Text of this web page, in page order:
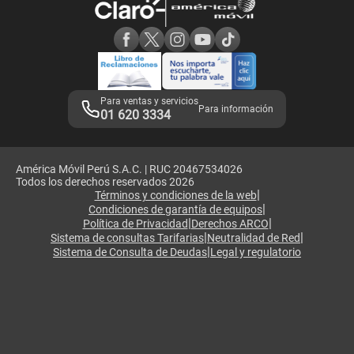
Adquirientes iPhone 6, 6S y SE
Mensaje de Seguridad
Términos y Condiciones de Tienda Claro
Libro de Reclamaciones
Legales de marketplace
Para ventas y servicios
01 620 3334 Para información
América Móvil Perú S.A.C. | RUC 20467534026
Todos los derechos reservados 2026
Términos y condiciones de la web|
Condiciones de garantía de equipos|
Política de Privacidad|Derechos ARCO|
Sistema de consultas Tarifarias|Neutralidad de Red|
Sistema de Consulta de Deudas|Legal y regulatorio